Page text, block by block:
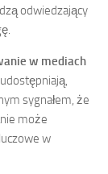
odwiedzający
w mediach
sygnałem, że
może
w